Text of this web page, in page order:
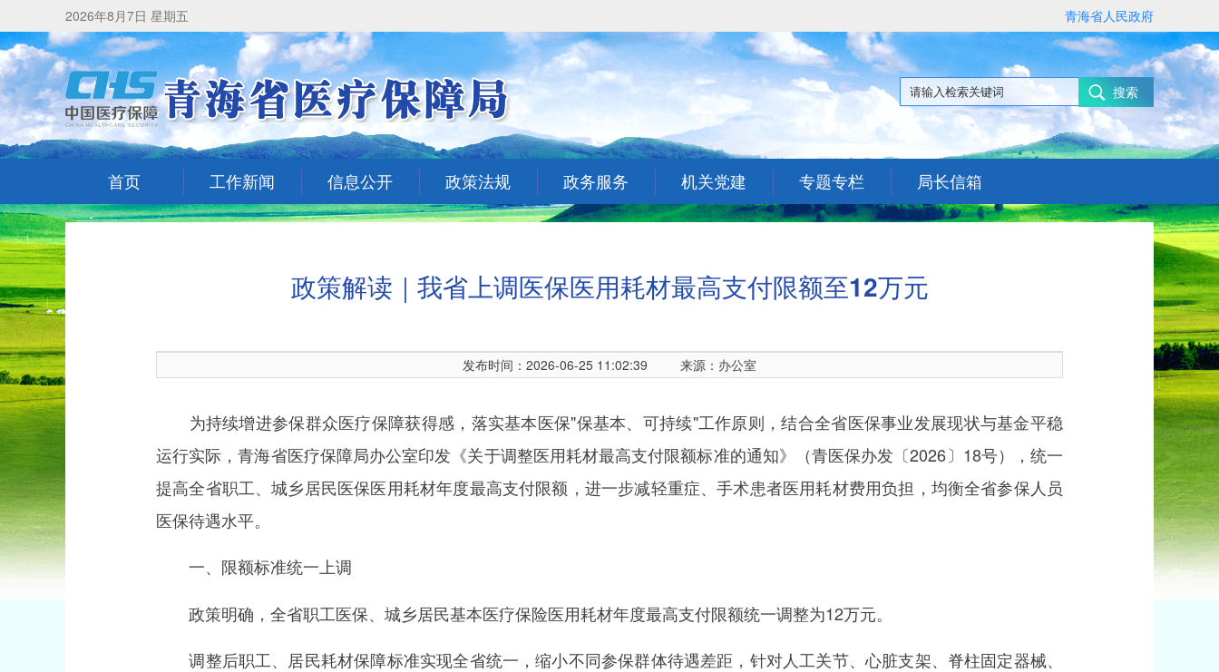
2026年8月7日 星期五 青海省人民政府
搜索
首页 工作新闻 信息公开 政策法规 政务服务 机关党建 专题专栏 局长信箱
政策解读｜我省上调医保医用耗材最高支付限额至12万元
发布时间：2026-06-25 11:02:39 来源：办公室
为持续增进参保群众医疗保障获得感，落实基本医保"保基本、可持续"工作原则，结合全省医保事业发展现状与基金平稳
运行实际，青海省医疗保障局办公室印发《关于调整医用耗材最高支付限额标准的通知》（青医保办发〔2026〕18号），统一
提高全省职工、城乡居民医保医用耗材年度最高支付限额，进一步减轻重症、手术患者医用耗材费用负担，均衡全省参保人员
医保待遇水平。
一、限额标准统一上调
政策明确，全省职工医保、城乡居民基本医疗保险医用耗材年度最高支付限额统一调整为12万元。
调整后职工、居民耗材保障标准实现全省统一，缩小不同参保群体待遇差距，针对人工关节、心脏支架、脊柱固定器械、